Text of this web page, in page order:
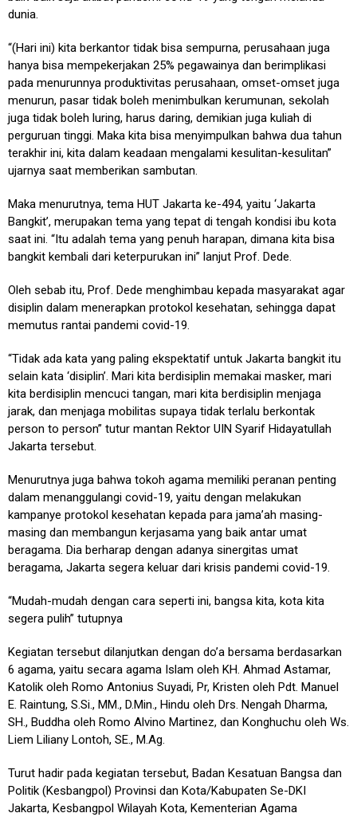
dunia.
“(Hari ini) kita berkantor tidak bisa sempurna, perusahaan juga
hanya bisa mempekerjakan 25% pegawainya dan berimplikasi
pada menurunnya produktivitas perusahaan, omset-omset juga
menurun, pasar tidak boleh menimbulkan kerumunan, sekolah
juga tidak boleh luring, harus daring, demikian juga kuliah di
perguruan tinggi. Maka kita bisa menyimpulkan bahwa dua tahun
terakhir ini, kita dalam keadaan mengalami kesulitan-kesulitan”
ujarnya saat memberikan sambutan.
Maka menurutnya, tema HUT Jakarta ke-494, yaitu ‘Jakarta
Bangkit’, merupakan tema yang tepat di tengah kondisi ibu kota
saat ini. “Itu adalah tema yang penuh harapan, dimana kita bisa
bangkit kembali dari keterpurukan ini” lanjut Prof. Dede.
Oleh sebab itu, Prof. Dede menghimbau kepada masyarakat agar
disiplin dalam menerapkan protokol kesehatan, sehingga dapat
memutus rantai pandemi covid-19.
“Tidak ada kata yang paling ekspektatif untuk Jakarta bangkit itu
selain kata ‘disiplin’. Mari kita berdisiplin memakai masker, mari
kita berdisiplin mencuci tangan, mari kita berdisiplin menjaga
jarak, dan menjaga mobilitas supaya tidak terlalu berkontak
person to person” tutur mantan Rektor UIN Syarif Hidayatullah
Jakarta tersebut.
Menurutnya juga bahwa tokoh agama memiliki peranan penting
dalam menanggulangi covid-19, yaitu dengan melakukan
kampanye protokol kesehatan kepada para jama’ah masing-
masing dan membangun kerjasama yang baik antar umat
beragama. Dia berharap dengan adanya sinergitas umat
beragama, Jakarta segera keluar dari krisis pandemi covid-19.
“Mudah-mudah dengan cara seperti ini, bangsa kita, kota kita
segera pulih” tutupnya
Kegiatan tersebut dilanjutkan dengan do’a bersama berdasarkan
6 agama, yaitu secara agama Islam oleh KH. Ahmad Astamar,
Katolik oleh Romo Antonius Suyadi, Pr, Kristen oleh Pdt. Manuel
E. Raintung, S.Si., MM., D.Min., Hindu oleh Drs. Nengah Dharma,
SH., Buddha oleh Romo Alvino Martinez, dan Konghuchu oleh Ws.
Liem Liliany Lontoh, SE., M.Ag.
Turut hadir pada kegiatan tersebut, Badan Kesatuan Bangsa dan
Politik (Kesbangpol) Provinsi dan Kota/Kabupaten Se-DKI
Jakarta, Kesbangpol Wilayah Kota, Kementerian Agama